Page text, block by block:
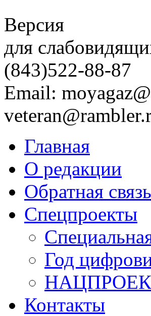
Версия
для
(843)522-88-87
Email:
Главная
О редакции
Обратная связь
Спецпроекты
Год
Контакты